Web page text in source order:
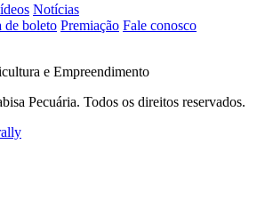
Notícias
de boleto Premiação Fale conosco
e Empreendimento
Pecuária. Todos os direitos reservados.